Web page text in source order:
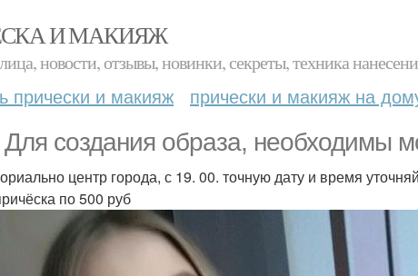
И МАКИЯЖ
новости, отзывы, новинки, секреты, техника
прически и макияж прически и макияж на
создания образа, необходимы
центр города, с 19. 00. точную дату и время
по 500 руб